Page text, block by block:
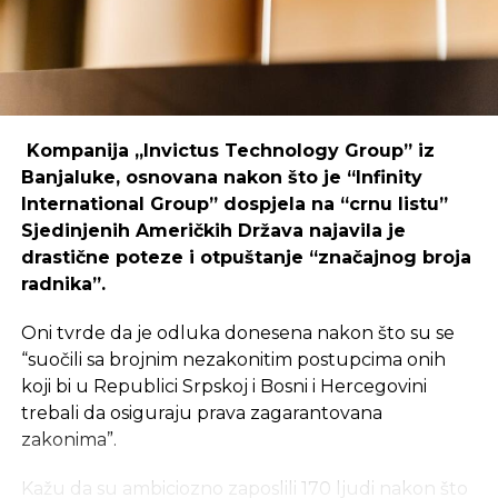
održivost ovakvih inicijativa.
Ulaganje u coworking prostor u Čapljini moglo bi
postati ključan korak prema stvaranju napredne
poslovne klime, privlačenju novih profesionalaca te
nove projekte i lokalnu ekonomiju.
Kompanija „Invictus Technology Group” iz
Banjaluke, osnovana nakon što je “Infinity
International Group” dospjela na “crnu listu”
Sjedinjenih Američkih Država najavila je
drastične poteze i otpuštanje “značajnog broja
radnika”.
Oni tvrde da je odluka donesena nakon što su se
“suočili sa brojnim nezakonitim postupcima onih
koji bi u Republici Srpskoj i Bosni i Hercegovini
trebali da osiguraju prava zagarantovana
zakonima”.
Kažu da su ambiciozno zaposlili 170 ljudi nakon što